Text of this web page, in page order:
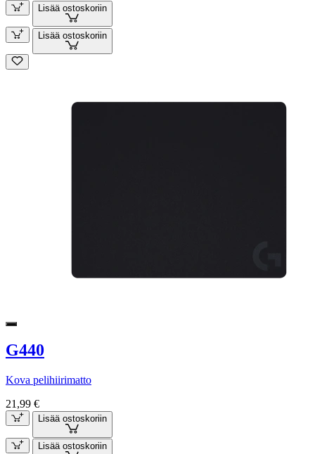
Lisää ostoskoriin
Lisää ostoskoriin
G440
Kova pelihiirimatto
21,99 €
Lisää ostoskoriin
Lisää ostoskoriin